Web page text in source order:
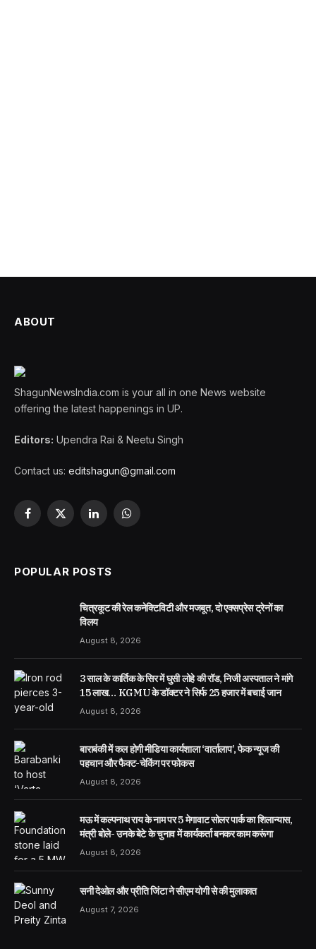
ABOUT
ShagunNewsIndia.com is your all in one News website
offering the latest happenings in UP.
Editors: Upendra Rai & Neetu Singh
Contact us: editshagun@gmail.com
Facebook
X
LinkedInWhatsApp
POPULAR POSTS
चित्रकूट की रेल कनेक्टिविटी और मजबूत, दो एक्सप्रेस ट्रेनों का
विलय
August 8, 2026
3 साल के कार्तिक के सिर में घुसी लोहे की रॉड, निजी अस्पताल ने मांगे
15 लाख… KGMU के डॉक्टर ने सिर्फ 25 हजार में बचाई जान
August 8, 2026
बाराबंकी में कल होगी मीडिया कार्यशाला ‘वार्तालाप’, फेक न्यूज की
पहचान और फैक्ट-चेकिंग पर फोकस
August 8, 2026
मऊ में कल्पनाथ राय के नाम पर 5 मेगावाट सोलर पार्क का शिलान्यास,
मंत्री बोले- उनके बेटे के चुनाव में कार्यकर्ता बनकर काम करूंगा
August 8, 2026
सनी देओल और प्रीति जिंटा ने सीएम योगी से की मुलाकात
August 7, 2026